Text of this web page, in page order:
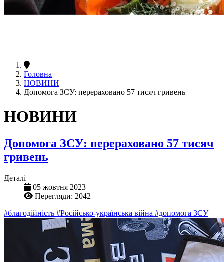
Головна
НОВИНИ
Допомога ЗСУ: перераховано 57 тисяч гривень
НОВИНИ
Допомога ЗСУ: перераховано 57 тисяч
гривень
Деталі
05 жовтня 2023
Перегляди: 2042
#благодійність #Російсько-українська війна #допомога ЗСУ